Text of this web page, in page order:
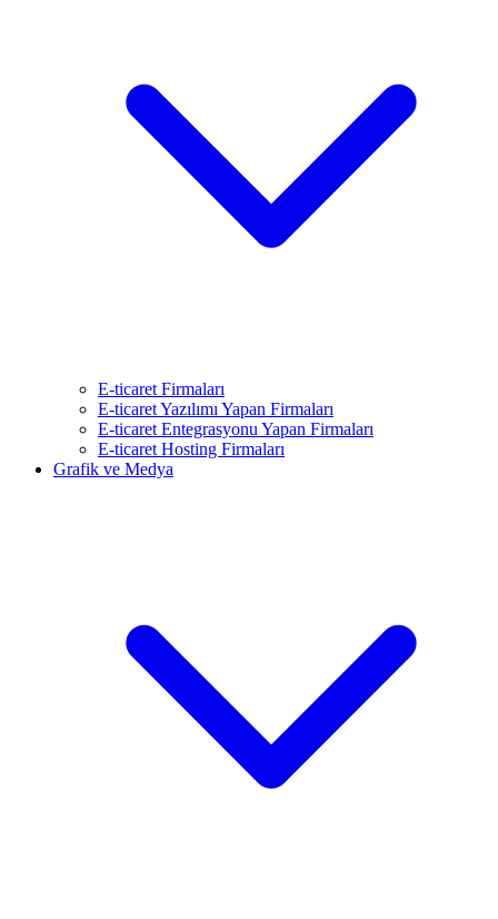
E-ticaret Firmaları
E-ticaret Yazılımı Yapan Firmaları
E-ticaret Entegrasyonu Yapan Firmaları
E-ticaret Hosting Firmaları
Grafik ve Medya